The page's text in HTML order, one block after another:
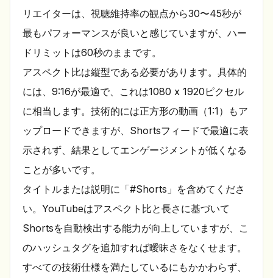
リエイターは、視聴維持率の観点から30〜45秒が
最もパフォーマンスが良いと感じていますが、ハー
ドリミットは60秒のままです。
アスペクト比は縦型である必要があります。具体的
には、9:16が最適で、これは1080 x 1920ピクセル
に相当します。技術的には正方形の動画（1:1）もア
ップロードできますが、Shortsフィードで最適に表
示されず、結果としてエンゲージメントが低くなる
ことが多いです。
タイトルまたは説明に「#Shorts」を含めてくださ
い。YouTubeはアスペクト比と長さに基づいて
Shortsを自動検出する能力が向上していますが、こ
のハッシュタグを追加すれば曖昧さをなくせます。
すべての技術仕様を満たしているにもかかわらず、